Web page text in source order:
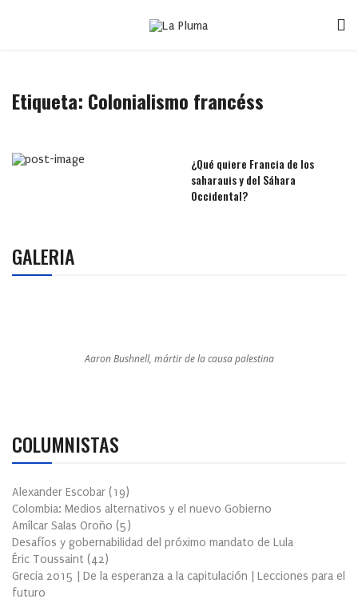
Etiqueta: Colonialismo francéss
¿Qué quiere Francia de los
saharauis y del Sáhara
Occidental?
GALERIA
Aaron Bushnell, mártir de la causa palestina
COLUMNISTAS
Alexander Escobar (19)
Colombia: Medios alternativos y el nuevo Gobierno
Amílcar Salas Oroño (5)
Desafíos y gobernabilidad del próximo mandato de Lula
Éric Toussaint (42)
Grecia 2015 | De la esperanza a la capitulación | Lecciones para el
futuro